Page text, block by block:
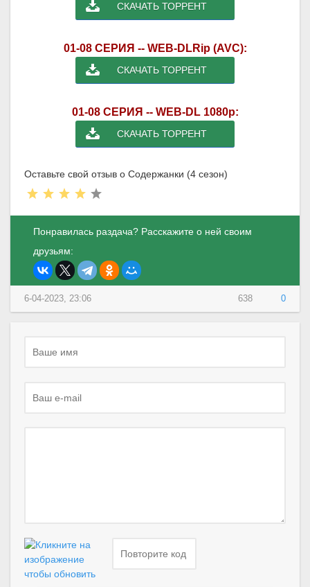
СКАЧАТЬ ТОРРЕНТ
01-08 СЕРИЯ -- WEB-DLRip (AVC):
СКАЧАТЬ ТОРРЕНТ
01-08 СЕРИЯ -- WEB-DL 1080p:
СКАЧАТЬ ТОРРЕНТ
Оставьте свой отзыв о Содержанки (4 сезон)
Понравилась раздача? Расскажите о ней своим
друзьям:
638 0
6-04-2023, 23:06